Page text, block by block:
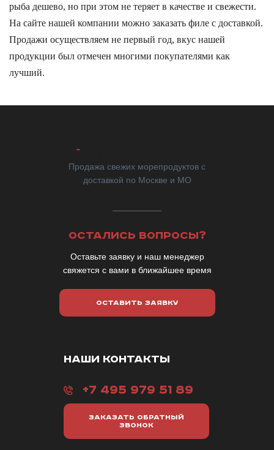
рыба дешево, но при этом не теряет в качестве и свежести.
На сайте нашей компании можно заказать филе с доставкой.
Продажи осуществляем не первый год, вкус нашей
продукции был отмечен многими покупателями как
лучший.
Продажа свежих морепродуктов с
доставкой по Москве и МО
ОСТАЛИСЬ ВОПРОСЫ?
Оставьте заявку и наш менеджер
свяжется с вами в ближайшее время
ОСТАВИТЬ ЗАЯВКУ
НАШИ КОНТАКТЫ
+7 495 979 51 89
ЗАКАЗАТЬ ОБРАТНЫЙ
ЗВОНОК